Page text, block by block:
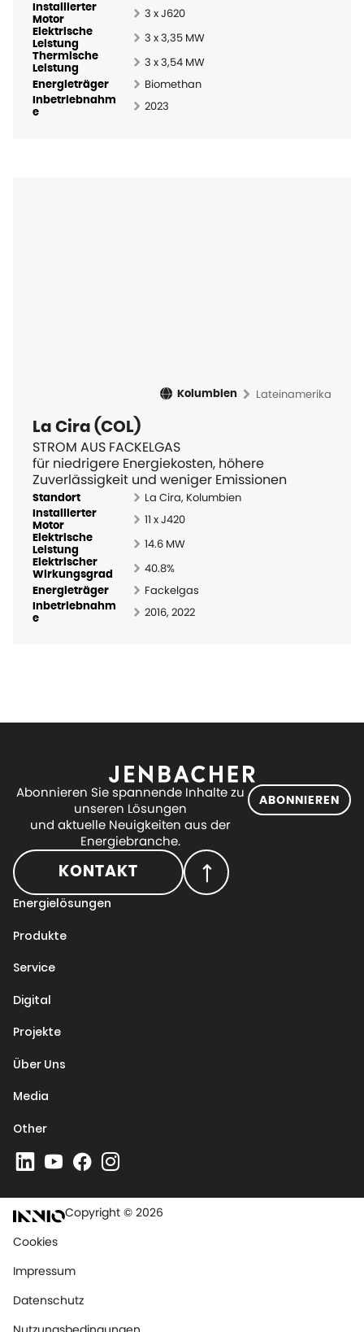
Installierter
Motor
3 x J620
Elektrische
Leistung
3 x 3,35 MW
Thermische
Leistung
3 x 3,54 MW
Energieträger Biomethan
Inbetriebnahm
e
2023
Lateinamerika
Kolumbien
La Cira (COL)
STROM AUS FACKELGAS
für niedrigere Energiekosten, höhere
Zuverlässigkeit und weniger Emissionen
Standort La Cira, Kolumbien
Installierter
Motor
11 x J420
Elektrische
Leistung
14.6 MW
Elektrischer
Wirkungsgrad
40.8%
Energieträger Fackelgas
Inbetriebnahm
e
2016, 2022
Abonnieren Sie spannende Inhalte zu
unseren Lösungen
und aktuelle Neuigkeiten aus der
Energiebranche.
ABONNIEREN
KONTAKT
Energielösungen
Produkte
Service
Digital
Projekte
Über Uns
Media
Other
Copyright © 2026
Cookies
Impressum
Datenschutz